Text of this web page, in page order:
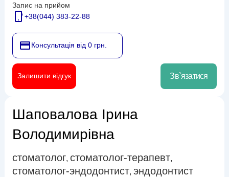
Запис на прийом
+38(044) 383-22-88
Консультація від 0 грн.
Залишити відгук Зв`язатися
Шаповалова Ірина
Володимирівна
стоматолог, стоматолог-терапевт,
стоматолог-эндодонтист, эндодонтист